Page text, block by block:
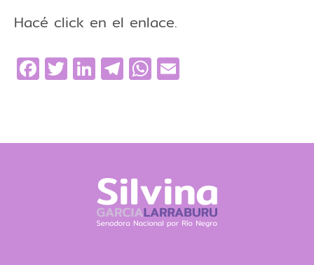
Hacé click en el enlace.
Facebook
Twitter
LinkedIn
Telegram
WhatsApp